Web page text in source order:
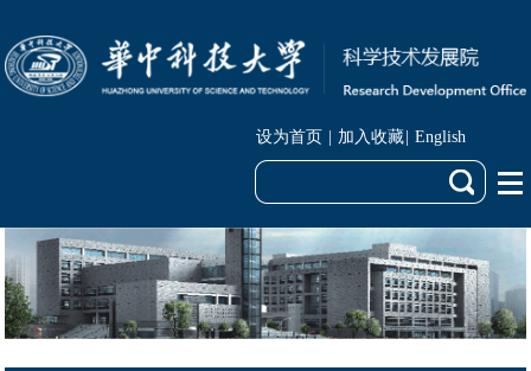
设为首页 | 加入收藏| English